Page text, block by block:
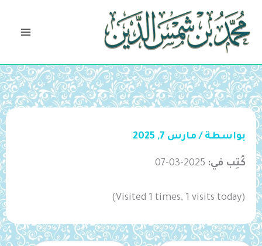
تخطي
المحتوى
بواسطة / مارس 7, 2025
كُتِب في: 2025-03-07
(Visited 1 times, 1 visits today)